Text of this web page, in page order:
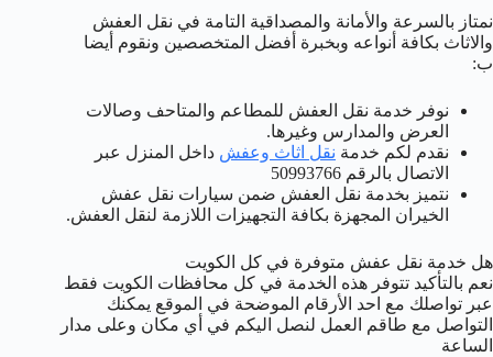
نمتاز بالسرعة والأمانة والمصداقية التامة في نقل العفش
والاثاث بكافة أنواعه وبخبرة أفضل المتخصصين ونقوم أيضا
ب:
نوفر خدمة نقل العفش للمطاعم والمتاحف وصالات
العرض والمدارس وغيرها.
نقدم لكم خدمة نقل اثاث وعفش داخل المنزل عبر
الاتصال بالرقم 50993766
نتميز بخدمة نقل العفش ضمن سيارات نقل عفش
الخيران المجهزة بكافة التجهيزات اللازمة لنقل العفش.
هل خدمة نقل عفش متوفرة في كل الكويت
نعم بالتأكيد تتوفر هذه الخدمة في كل محافظات الكويت فقط
عبر تواصلك مع احد الأرقام الموضحة في الموقع يمكنك
التواصل مع طاقم العمل لنصل اليكم في أي مكان وعلى مدار
الساعة